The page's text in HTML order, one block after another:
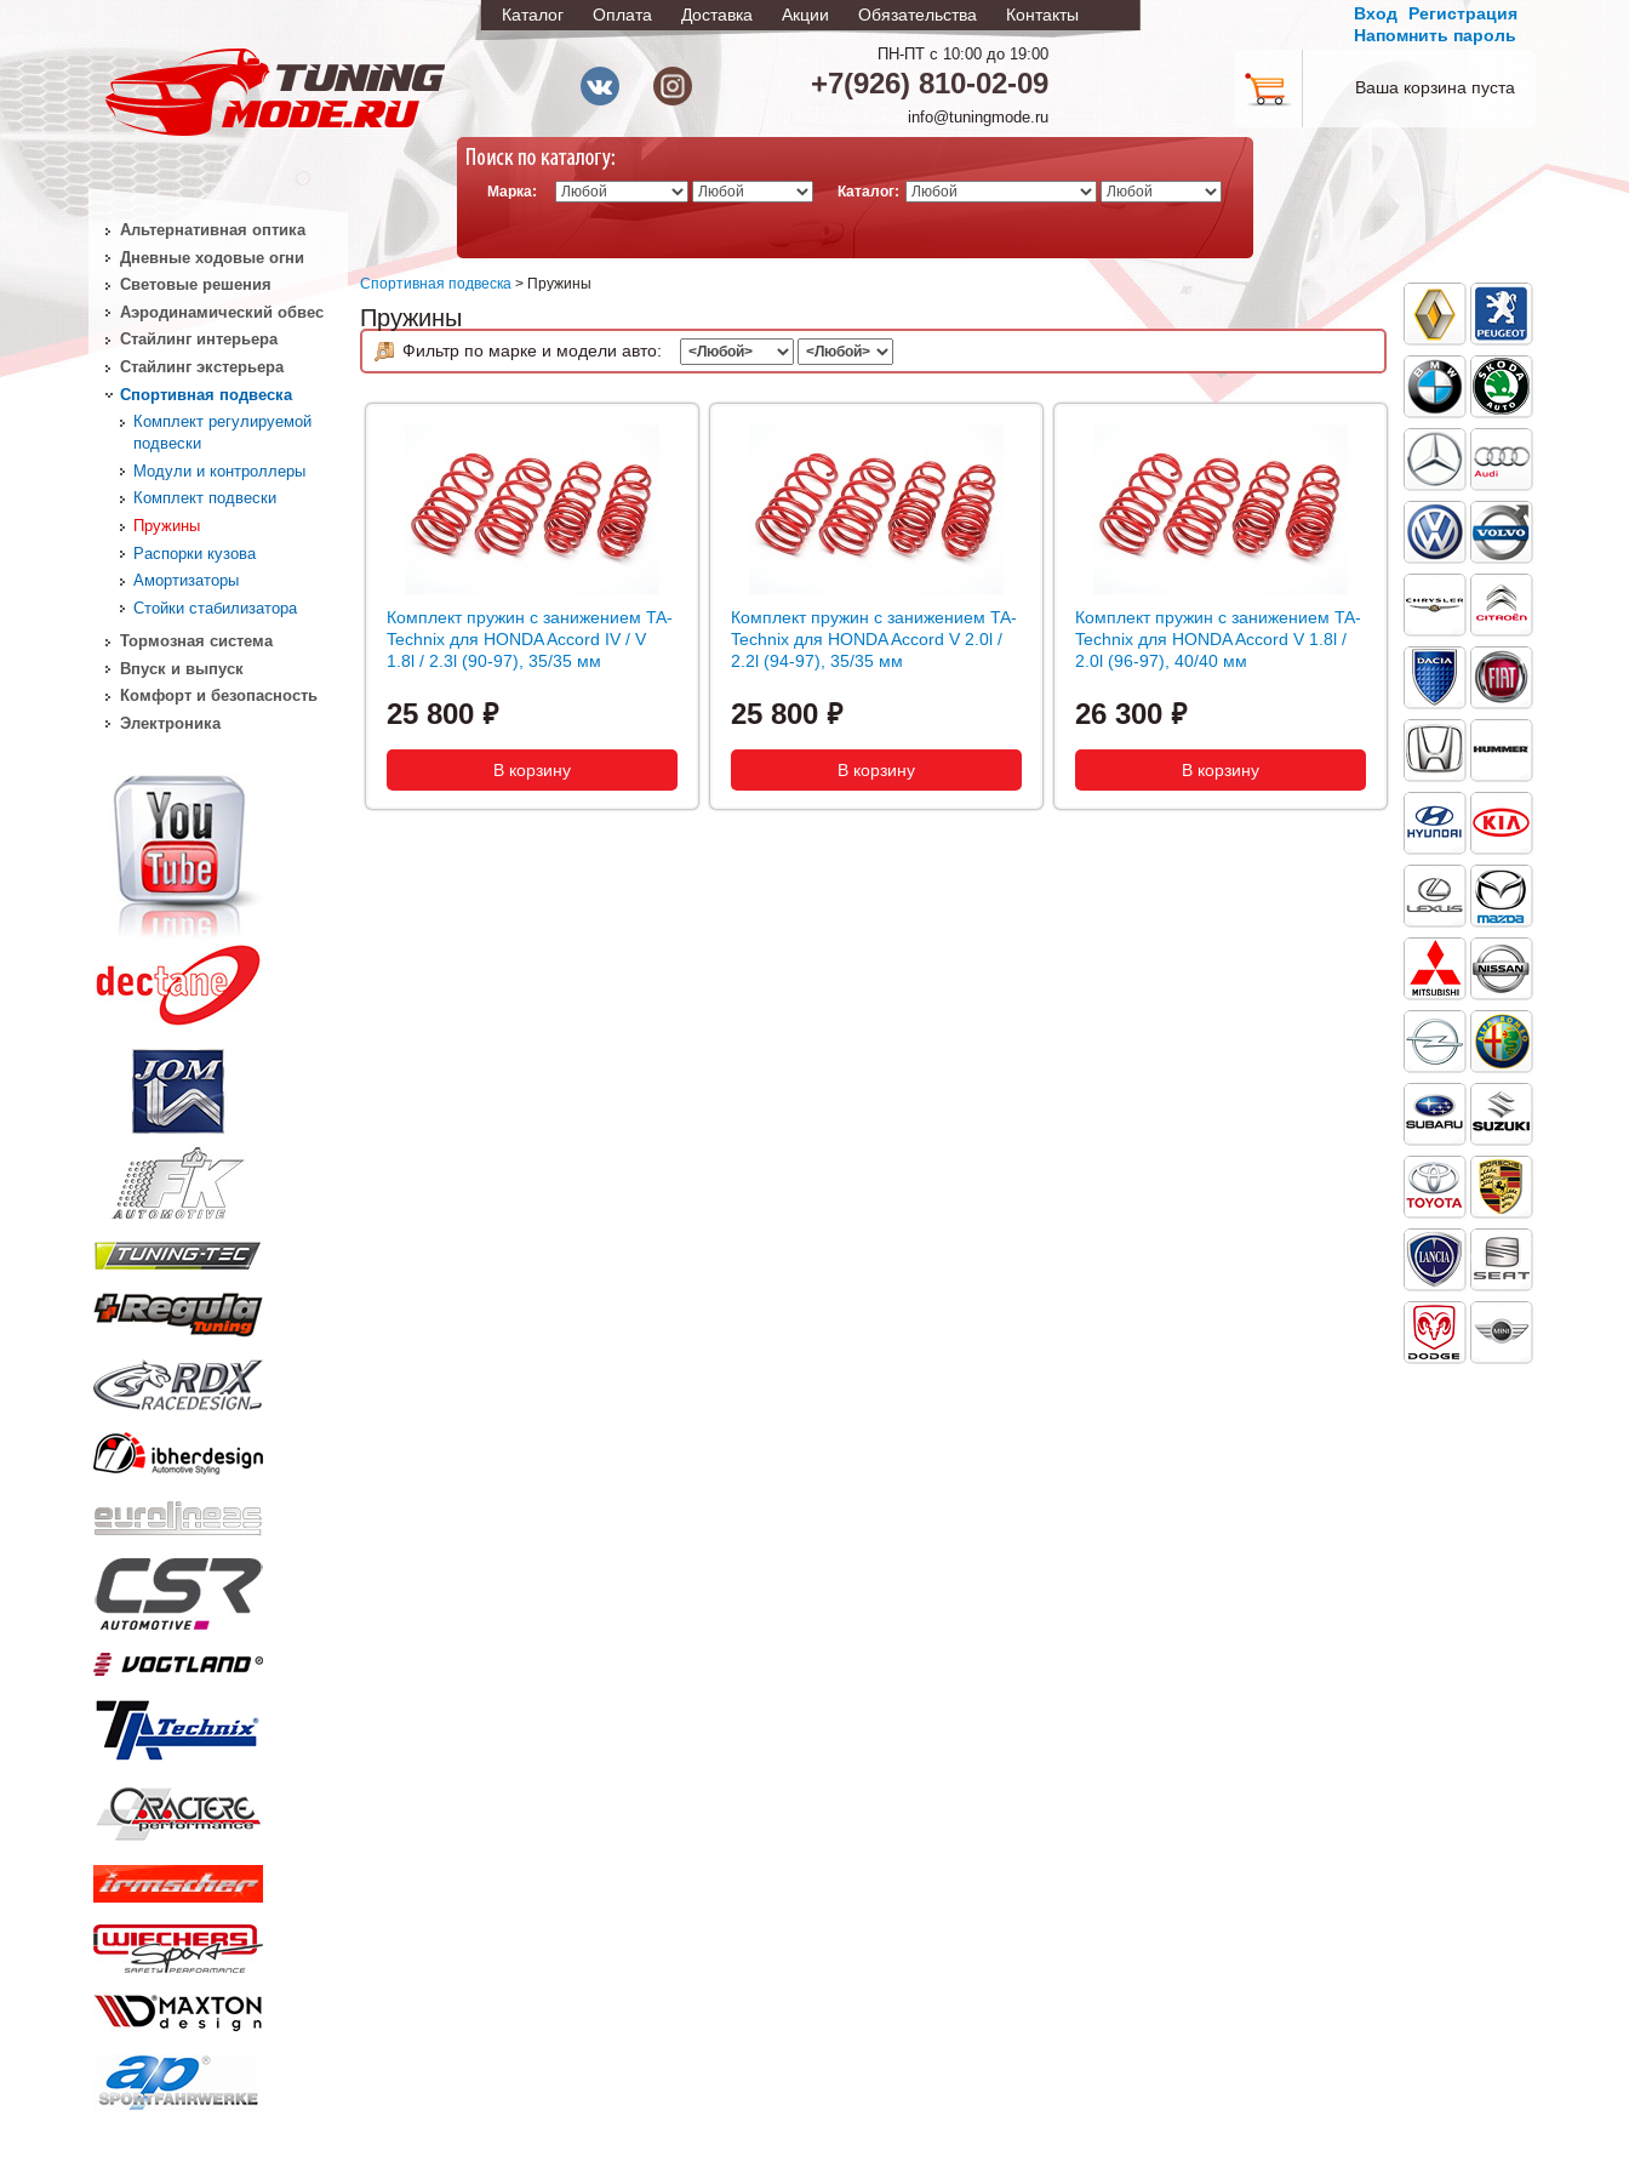
ПН-ПТ с 10:00 до 19:00
+7(926) 810-02-09
info@tuningmode.ru
Каталог Оплата Доставка Акции Обязательства Контакты Вход
Регистрация
Напомнить пароль
Ваша корзина пуста
Марка: Каталог:
Спортивная подвеска > Пружины
Пружины
Фильтр по марке и модели авто:
Комплект пружин с занижением TA-
Technix для HONDA Accord IV / V
1.8l / 2.3l (90-97), 35/35 мм
25 800
Комплект пружин с занижением TA-
Technix для HONDA Accord V 2.0l /
2.2l (94-97), 35/35 мм
25 800
Комплект пружин с занижением TA-
Technix для HONDA Accord V 1.8l /
2.0l (96-97), 40/40 мм
26 300
Альтернативная оптика
Дневные ходовые огни
Световые решения
Аэродинамический обвес
Стайлинг интерьера
Стайлинг экстерьера
Спортивная подвеска
Комплект регулируемой
подвески
Модули и контроллеры
Комплект подвески
Пружины
Распорки кузова
Амортизаторы
Стойки стабилизатора
Тормозная система
Впуск и выпуск
Комфорт и безопасность
Электроника